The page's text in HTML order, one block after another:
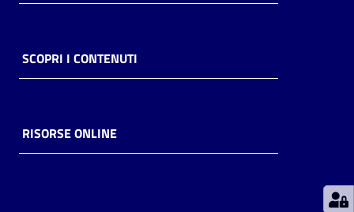
Casa
Piani
storico
SCOPRI I CONTENUTI
RISORSE ONLINE